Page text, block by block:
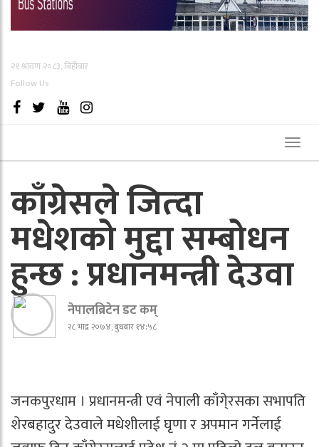
२१ श्रावण २०८३, बिहीबार
Follow Us
काँग्रेसले जित्दा
मधेशको मुद्दा सम्बोधन
हुन्छ : प्रधानमन्त्री देउवा
नेपालब्रिटेन डट कम्
२८ भाद्र २०७४, बुधबार १४:५८
जनकपुरधाम । प्रधानमन्त्री एवं नेपाली काँगे्रसका सभापति
शेरबहादुर देउवाले मधेशीलाई घृणा र अपमान गर्नेलाई